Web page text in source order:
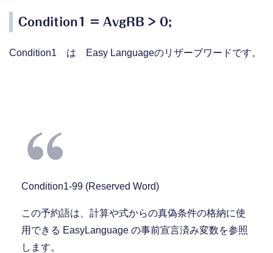
Condition1 = AvgRB > 0;
Condition1 は Easy Languageのリザーブワードです。
Condition1-99 (Reserved Word)
この予約語は、計算や式からの真偽条件の格納に使
用できる EasyLanguage の事前宣言済み変数を参照
します。